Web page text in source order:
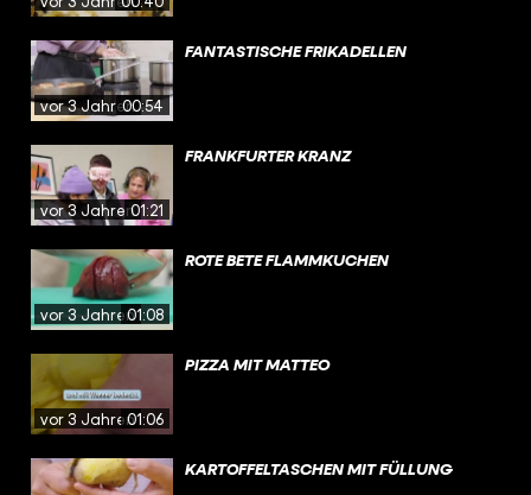
vor 3 Jahren00:54
FANTASTISCHE FRIKADELLEN
vor 3 Jahren01:21
FRANKFURTER KRANZ
vor 3 Jahren01:08
ROTE BETE FLAMMKUCHEN
vor 3 Jahren01:06
PIZZA MIT MATTEO
KARTOFFELTASCHEN MIT FÜLLUNG